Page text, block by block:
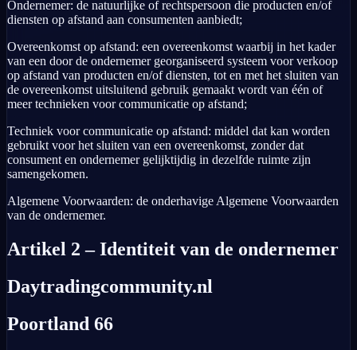
Ondernemer: de natuurlijke of rechtspersoon die producten en/of
diensten op afstand aan consumenten aanbiedt;
Overeenkomst op afstand: een overeenkomst waarbij in het kader
van een door de ondernemer georganiseerd systeem voor verkoop
op afstand van producten en/of diensten, tot en met het sluiten van
de overeenkomst uitsluitend gebruik gemaakt wordt van één of
meer technieken voor communicatie op afstand;
Techniek voor communicatie op afstand: middel dat kan worden
gebruikt voor het sluiten van een overeenkomst, zonder dat
consument en ondernemer gelijktijdig in dezelfde ruimte zijn
samengekomen.
Algemene Voorwaarden: de onderhavige Algemene Voorwaarden
van de ondernemer.
Artikel 2 – Identiteit van de ondernemer
Daytradingcommunity.nl
Poortland 66